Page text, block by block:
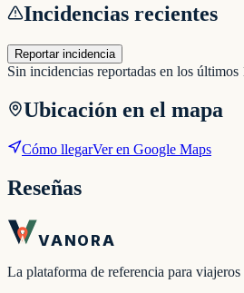
Incidencias recientes
Reportar incidencia
Sin incidencias reportadas en los últimos
Ubicación en el mapa
Cómo llegarVer en Google Maps
Reseñas
VANORA
La plataforma de referencia para viajeros